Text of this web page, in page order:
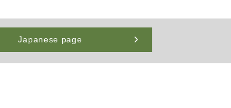
Japanese page